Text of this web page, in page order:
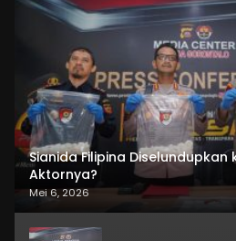
Sianida Filipina
Aktornya?
Mei 6, 2026